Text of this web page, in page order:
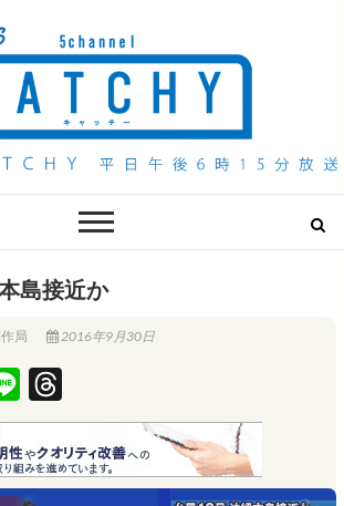
Headline
島接近か
局 2016年9月30日
i
n
e
h
r
e